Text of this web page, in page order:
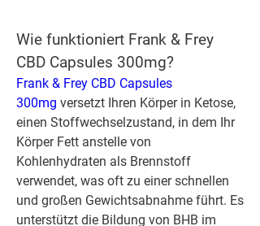
Wie funktioniert Frank & Frey
CBD Capsules 300mg?
Frank & Frey CBD Capsules
300mg versetzt Ihren Körper in Ketose,
einen Stoffwechselzustand, in dem Ihr
Körper Fett anstelle von
Kohlenhydraten als Brennstoff
verwendet, was oft zu einer schnellen
und großen Gewichtsabnahme führt. Es
unterstützt die Bildung von BHB im